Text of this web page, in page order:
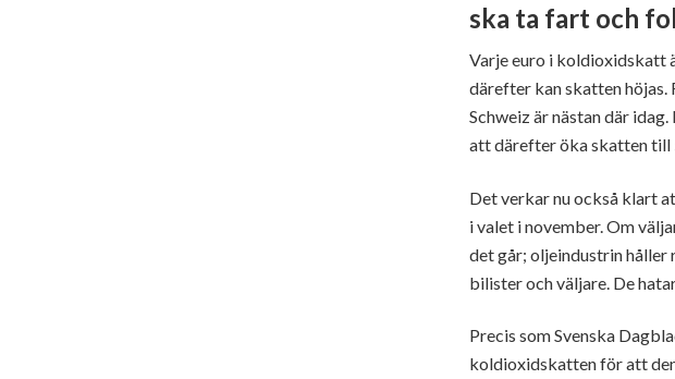
ska ta fart och
Varje euro i koldioxidskatt
därefter kan skatten höjas.
Schweiz är nästan där
att därefter öka skatten till
Det verkar nu också klart
i valet i november. Om
det går; oljeindustrin håller
bilister och väljare. De
Precis som Svenska
koldioxidskatten för att